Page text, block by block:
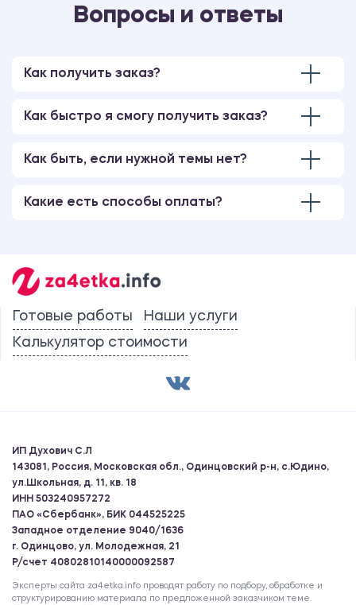
Вопросы и ответы
Как получить заказ?
Как быстро я смогу получить заказ?
Как быть, если нужной темы нет?
Какие есть способы оплаты?
Готовые работы
Наши услуги
Калькулятор стоимости
ИП Духович С.Л
143081, Россия, Московская обл., Одинцовский р-н, с.Юдино,
ул.Школьная, д. 11, кв. 18
ИНН 503240957272
ПАО «Сбербанк», БИК 044525225
Западное отделение 9040/1636
г. Одинцово, ул. Молодежная, 21
Р/счет 40802810140000092587
Эксперты сайта za4etka.info проводят работу по подбору, обработке и
структурированию материала по предложенной заказчиком теме.